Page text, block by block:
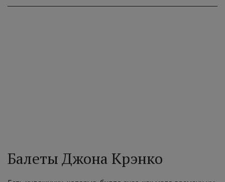
Балеты Джона Крэнко